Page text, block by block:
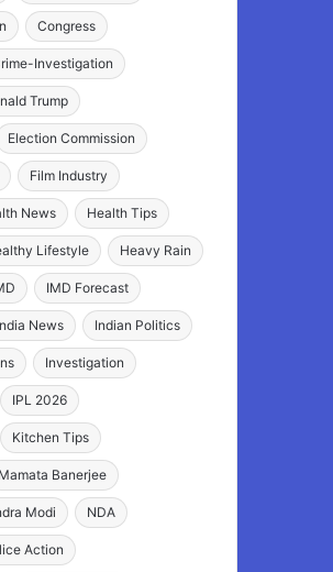
Congress
Investigation
Trump
Election Commission
Film Industry
News Health Tips
Lifestyle Heavy Rain
IMD Forecast
News Indian Politics
Investigation
IPL 2026
Kitchen Tips
Mamata Banerjee
Modi NDA
Action